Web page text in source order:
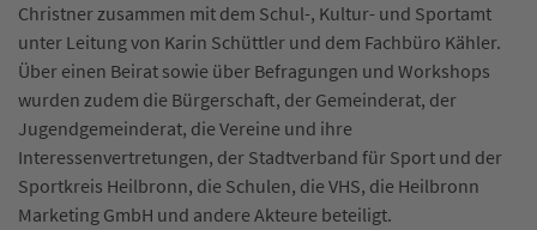
Christner zusammen mit dem Schul-, Kultur- und Sportamt
unter Leitung von Karin Schüttler und dem Fachbüro Kähler.
Über einen Beirat sowie über Befragungen und Workshops
wurden zudem die Bürgerschaft, der Gemeinderat, der
Jugendgemeinderat, die Vereine und ihre
Interessenvertretungen, der Stadtverband für Sport und der
Sportkreis Heilbronn, die Schulen, die VHS, die Heilbronn
Marketing GmbH und andere Akteure beteiligt.